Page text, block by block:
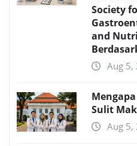
Society
and
Aug 5,
Sulit
Aug 5,